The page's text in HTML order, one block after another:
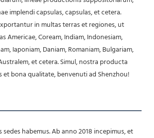
implendi capsulas, capsulas, et cetera.
in multas terras et regiones, ut
Americae, Coream, Indiam, Indonesiam,
Iaponiam, Daniam, Romaniam, Bulgariam,
et cetera. Simul, nostra producta
et bona qualitate, benvenuti ad Shenzhou!